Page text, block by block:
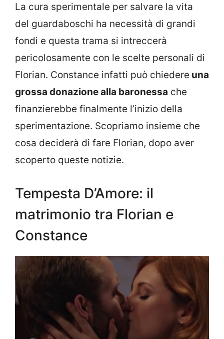
La cura sperimentale per salvare la vita
del guardaboschi ha necessità di grandi
fondi e questa trama si intreccerà
pericolosamente con le scelte personali di
Florian. Constance infatti può chiedere una
grossa donazione alla baronessa che
finanzierebbe finalmente l’inizio della
sperimentazione. Scopriamo insieme che
cosa deciderà di fare Florian, dopo aver
scoperto queste notizie.
Tempesta D’Amore: il
matrimonio tra Florian e
Constance